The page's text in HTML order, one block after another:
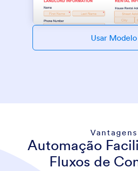
Usar Modelo
Vantagens
Automação
Fluxos de